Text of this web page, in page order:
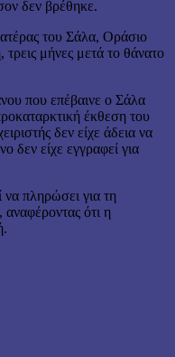
δεν βρέθηκε.
του Σάλα, Οράσιο
μήνες μετά το θάνατο
που επέβαινε ο Σάλα
έκθεση του
δεν είχε άδεια να
δεν είχε εγγραφεί για
να πληρώσει για τη
αναφέροντας ότι η